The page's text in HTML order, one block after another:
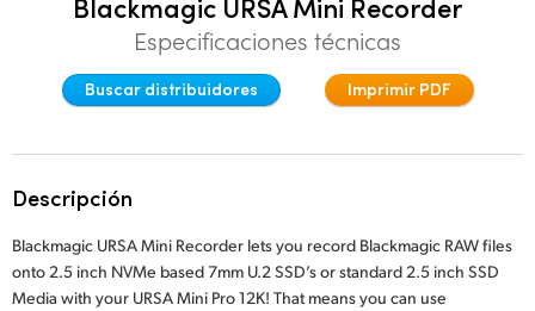
Posproducción
Galería
Finland
France
Italy
Blackmagic URSA Mini Recorder
Especificaciones técnicas
Buscar distribuidores Imprimir PDF
Descripción
Blackmagic URSA Mini Recorder lets you record Blackmagic RAW files
onto 2.5 inch NVMe based 7mm U.2 SSD’s or standard 2.5 inch SSD
Media with your URSA Mini Pro 12K! That means you can use